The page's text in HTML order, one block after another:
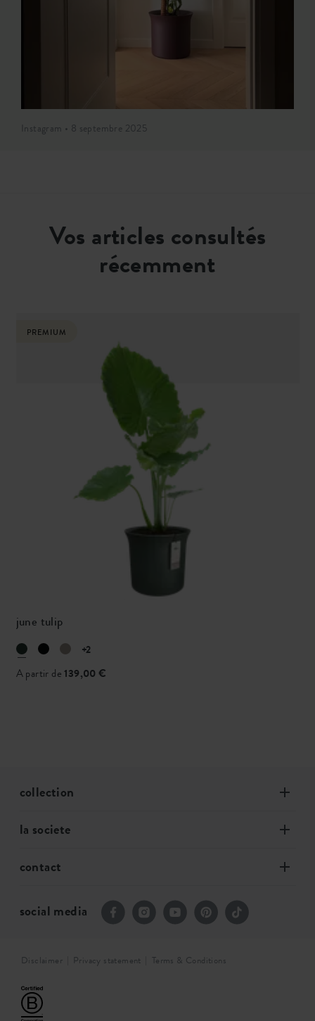
Instagram • 8 septembre 2025
Vos articles consultés
récemment
june tulip
+2
A partir de139,00 €
PREMIUM
collection
la societe
contact
social media
Disclaimer Privacy statement Terms & Conditions